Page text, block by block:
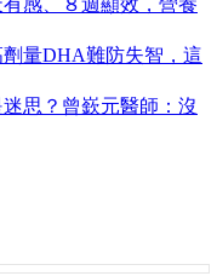
量DHA難防失智，這
思？曾嶔元醫師：沒